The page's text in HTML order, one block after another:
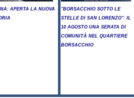
APERTA LA NUOVA
"BORSACCHIO SOTTO LE
STELLE DI SAN LORENZO": IL
10 AGOSTO UNA SERATA DI
COMUNITÀ NEL QUARTIERE
BORSACCHIO